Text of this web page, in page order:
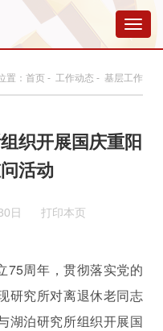
切
换
航
置： 首页 - 工作动态 - 基层工作
织开展国庆重阳
活动
日 打印本页
75周年，贯彻落实党的
研究所对离退休老同志
湖泊研究所组织开展国